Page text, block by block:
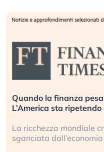
Quando la finanza
L’America sta
La ricchezza mondiale
sganciata